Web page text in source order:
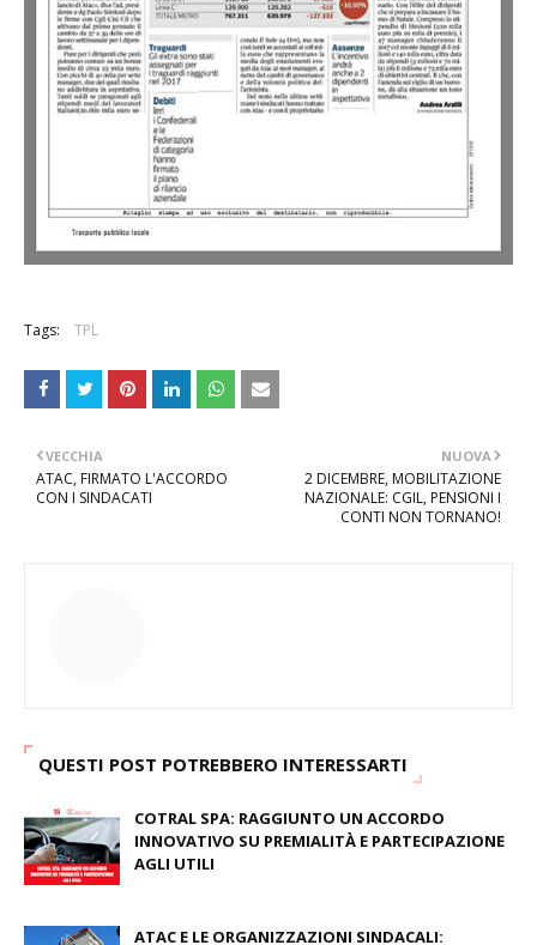
Tags: TPL
NUOVA
2 DICEMBRE, MOBILITAZIONE
NAZIONALE: CGIL, PENSIONI I
CONTI NON TORNANO!
VECCHIA
ATAC, FIRMATO L'ACCORDO
CON I SINDACATI
QUESTI POST POTREBBERO INTERESSARTI
COTRAL SPA: RAGGIUNTO UN ACCORDO
INNOVATIVO SU PREMIALITÀ E PARTECIPAZIONE
AGLI UTILI
ATAC E LE ORGANIZZAZIONI SINDACALI: